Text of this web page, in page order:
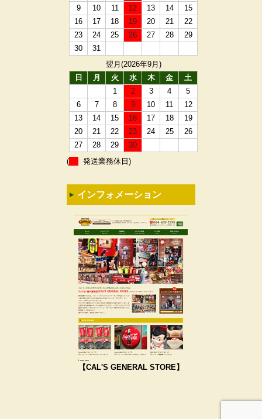
9
10 11 12 13 14
15
16
17 18 19 20 21
22
23
24 25 26 27 28
29
30
31
翌月(2026年9月)
日
月 火 水 木 金
土
1
2 3 4
5
6
7 8 9 10 11
12
13
14 15 16 17 18
19
20
21 22 23 24 25
26
27
28 29
30
(
発送業務休日)
インフォメーション
【CAL'S GENERAL STORE】